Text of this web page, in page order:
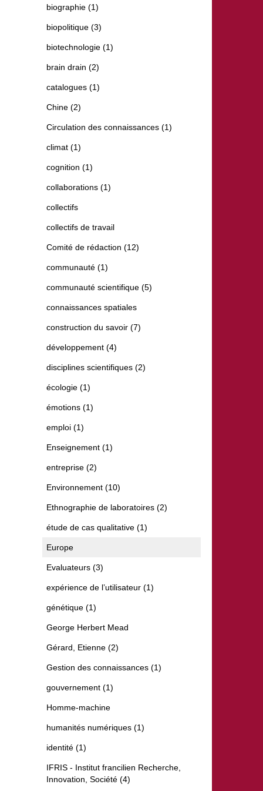
biographie (1)
biopolitique (3)
biotechnologie (1)
brain drain (2)
catalogues (1)
Chine (2)
Circulation des connaissances (1)
climat (1)
cognition (1)
collaborations (1)
collectifs
collectifs de travail
Comité de rédaction (12)
communauté (1)
communauté scientifique (5)
connaissances spatiales
construction du savoir (7)
développement (4)
disciplines scientifiques (2)
écologie (1)
émotions (1)
emploi (1)
Enseignement (1)
entreprise (2)
Environnement (10)
Ethnographie de laboratoires (2)
étude de cas qualitative (1)
Europe
Evaluateurs (3)
expérience de l’utilisateur (1)
génétique (1)
George Herbert Mead
Gérard, Etienne (2)
Gestion des connaissances (1)
gouvernement (1)
Homme-machine
humanités numériques (1)
identité (1)
IFRIS - Institut francilien Recherche,
Innovation, Société (4)